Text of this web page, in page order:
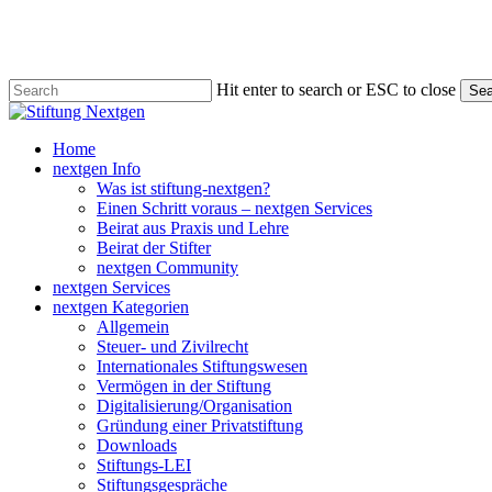
content
Hit enter to search or ESC to close
Close
search
Menu
Home
nextgen Info
Was ist stiftung-nextgen?
Einen Schritt voraus – nextgen Services
Beirat aus Praxis und Lehre
Beirat der Stifter
nextgen Community
nextgen Services
nextgen Kategorien
Allgemein
Steuer- und Zivilrecht
Internationales Stiftungswesen
Vermögen in der Stiftung
Digitalisierung/Organisation
Gründung einer Privatstiftung
Downloads
Stiftungs-LEI
Stiftungsgespräche